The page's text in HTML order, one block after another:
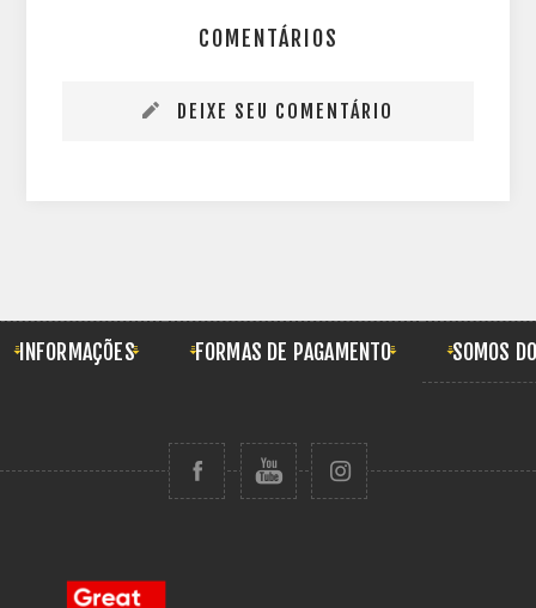
COMENTÁRIOS
DEIXE SEU COMENTÁRIO
INFORMAÇÕES FORMAS DE PAGAMENTO SOMOS